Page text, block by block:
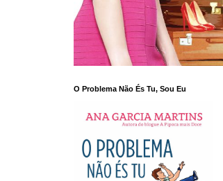
O Problema Não És Tu, Sou Eu